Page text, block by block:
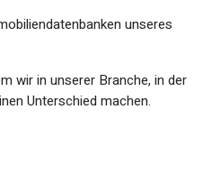
unseres
wir in unserer Branche, in der
Unterschied machen.